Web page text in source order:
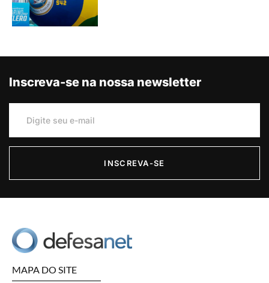
Inscreva-se na nossa newsletter
INSCREVA-SE
MAPA DO SITE